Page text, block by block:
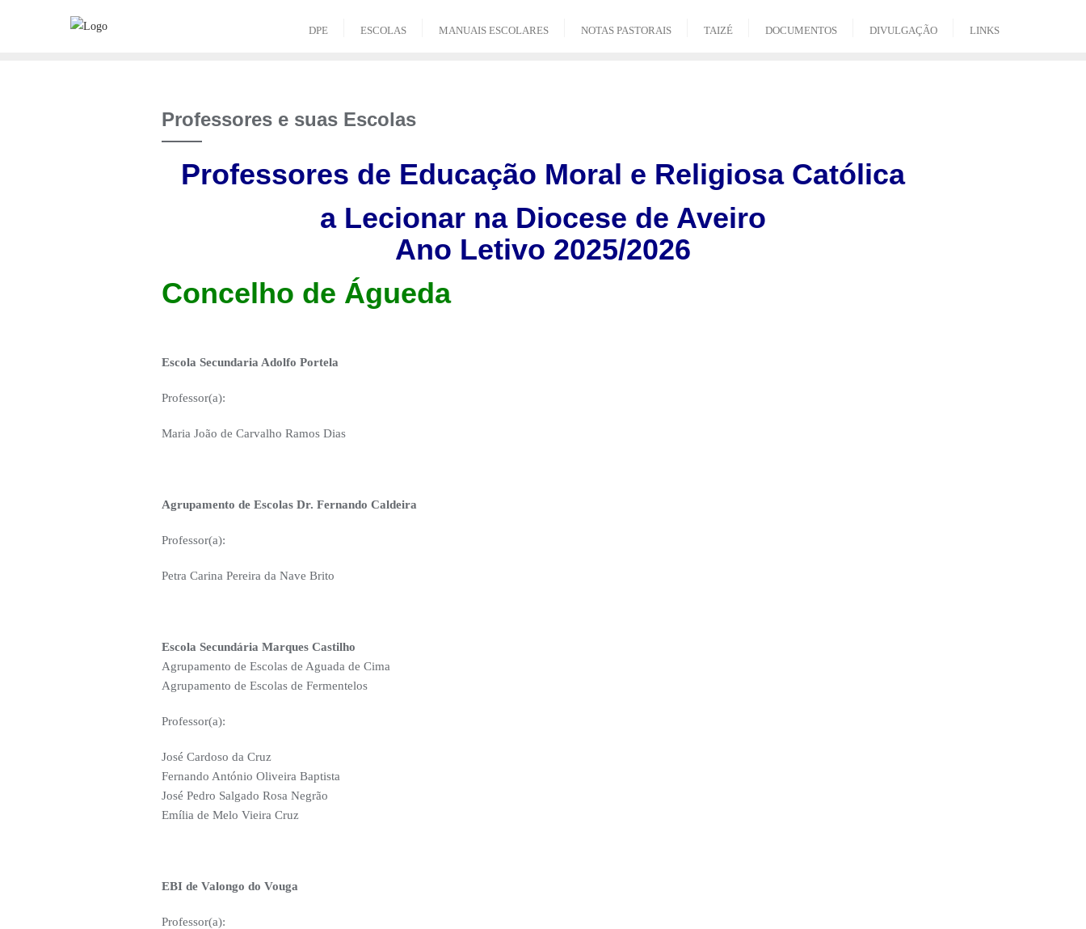
DPE ESCOLAS MANUAIS ESCOLARES NOTAS PASTORAIS TAIZÉ DOCUMENTOS DIVULGAÇÃO LINKS
Professores e suas Escolas
Professores de Educação Moral e Religiosa Católica
a Lecionar na Diocese de Aveiro
Ano Letivo 2025/2026
Concelho de Águeda
Escola Secundaria Adolfo Portela
Professor(a):
Maria João de Carvalho Ramos Dias
Agrupamento de Escolas Dr. Fernando Caldeira
Professor(a):
Petra Carina Pereira da Nave Brito
Escola Secundária Marques Castilho
Agrupamento de Escolas de Aguada de Cima
Agrupamento de Escolas de Fermentelos
Professor(a):
José Cardoso da Cruz
Fernando António Oliveira Baptista
José Pedro Salgado Rosa Negrão
Emília de Melo Vieira Cruz
EBI de Valongo do Vouga
Professor(a):